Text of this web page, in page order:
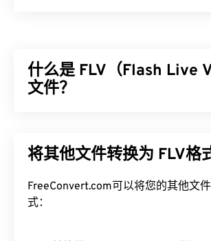
好的小型文件。MPEG 文件扩展名与
为接近。
MPEG 文件几乎总是在操作系统的默
打开。在 Windows 上，它会在
Player中打开。在 Mac 上，它会在
开。它不支持章节、字幕、副标题、
什么是 FLV（Flash Live
文件？
量、同步良好的多媒体内容。它也是
准ISO/IEC 14496-12:2008（也称为
文件格式），该标准具有灵活性和独
如何打开 FLV 文件？
将其他文件转换为 FLV格
FreeConvert.com可以将您的其他文
式：